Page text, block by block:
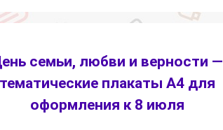
семьи, любви и верности —
тематические плакаты A4 для
оформления к 8 июля